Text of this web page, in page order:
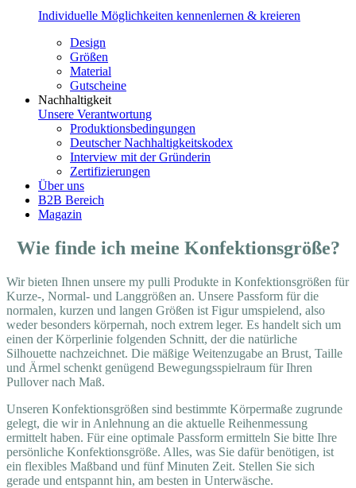
Individuelle Möglichkeiten kennenlernen & kreieren
Design
Größen
Material
Gutscheine
Nachhaltigkeit
Unsere Verantwortung
Produktionsbedingungen
Deutscher Nachhaltigkeitskodex
Interview mit der Gründerin
Zertifizierungen
Über uns
B2B Bereich
Magazin
Wie finde ich meine Konfektionsgröße?
Wir bieten Ihnen unsere my pulli Produkte in Konfektionsgrößen für
Kurze-, Normal- und Langgrößen an. Unsere Passform für die
normalen, kurzen und langen Größen ist Figur umspielend, also
weder besonders körpernah, noch extrem leger. Es handelt sich um
einen der Körperlinie folgenden Schnitt, der die natürliche
Silhouette nachzeichnet. Die mäßige Weitenzugabe an Brust, Taille
und Ärmel schenkt genügend Bewegungsspielraum für Ihren
Pullover nach Maß.
Unseren Konfektionsgrößen sind bestimmte Körpermaße zugrunde
gelegt, die wir in Anlehnung an die aktuelle Reihenmessung
ermittelt haben. Für eine optimale Passform ermitteln Sie bitte Ihre
persönliche Konfektionsgröße. Alles, was Sie dafür benötigen, ist
ein flexibles Maßband und fünf Minuten Zeit. Stellen Sie sich
gerade und entspannt hin, am besten in Unterwäsche.